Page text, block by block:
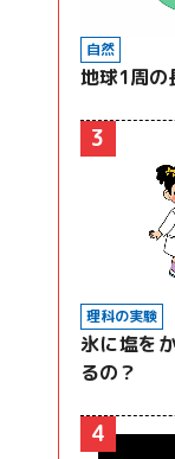
自然
地球1周の
3
理科の実験
氷に塩を
るの？
4